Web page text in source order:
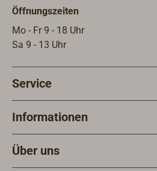
Öffnungszeiten
Mo - Fr 9 - 18 Uhr
Sa 9 - 13 Uhr
Service
Informationen
Über uns